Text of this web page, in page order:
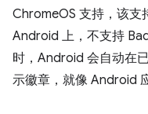
ChromeOS 支持，该支
Android 上，不支持
时，Android 会自动在
示徽章，就像 Android